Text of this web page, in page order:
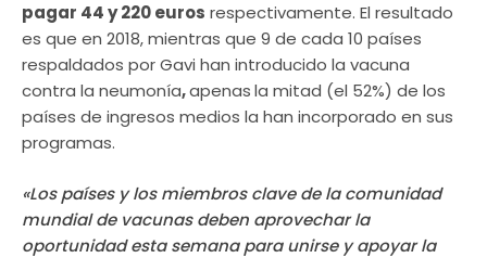
pagar 44 y 220 euros respectivamente. El resultado
es que en 2018, mientras que 9 de cada 10 países
respaldados por Gavi han introducido la vacuna
contra la neumonía,apenasla mitad (el 52%) de los
países de ingresos medios la han incorporado en sus
programas.
«Los países y los miembros clave de la comunidad
mundial de vacunas deben aprovechar la
oportunidad esta semana para unirse y apoyar la